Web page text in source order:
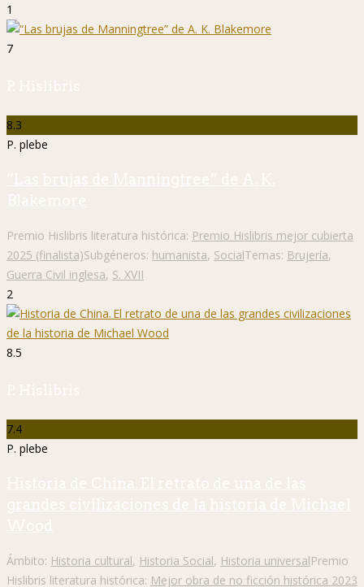
1
7
P. Hislibris
8.3
P. plebe
“Las brujas de Manningtree” de A. K.
Blakemore
Premio Hislibris literatura histórica: Premio Hislibris mejor cubierta
2025 (finalista)Subgéneros: humanista, SocialTemas: Brujería,
Guerra Civil inglesa, S. XVII
2
8.5
P. Hislibris
7.4
P. plebe
Historia de China. El retrato de una de las
grandes civilizaciones de la historia de Michael
Wood
Ámbito: Historia cultural, Historia Social, Historia universalPremio
Hislibris literatura histórica: Mejor obra de no ficción histórica 2023